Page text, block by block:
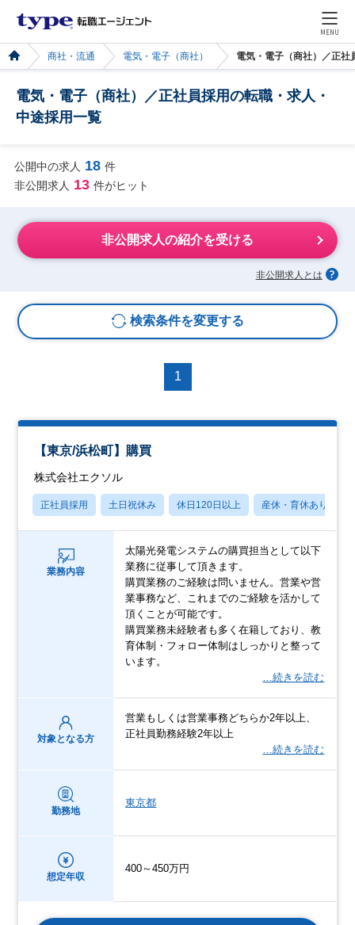
MENU
商社・流通 電気・電子（商社） 電気・電子（商社）／正社
電気・電子（商社）／正社員採用の転職・求人・
中途採用一覧
公開中の求人 18 件
非公開求人 13 件がヒット
非公開求人の紹介を受ける
非公開求人とは
検索条件を変更する
1
【東京/浜松町】購買
株式会社エクソル
正社員採用 土日祝休み 休日120日以上 産休・育休あり
業務内容
太陽光発電システムの購買担当として以下
業務に従事して頂きます。
購買業務のご経験は問いません。営業や営
業事務など、これまでのご経験を活かして
頂くことが可能です。
購買業務未経験者も多く在籍しており、教
育体制・フォロー体制はしっかりと整って
います。
…続きを読む
対象となる方
営業もしくは営業事務どちらか2年以上、
正社員勤務経験2年以上
…続きを読む
勤務地
東京都
想定年収
400～450万円